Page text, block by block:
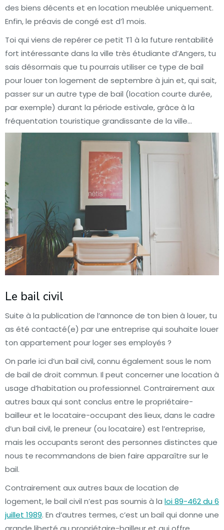
des biens décents et en location meublée uniquement.
Enfin, le préavis de congé est d’1 mois.
Toi qui viens de repérer ce petit T1 à la future rentabilité
fort intéressante dans la ville très étudiante d’Angers, tu
sais désormais que tu pourrais utiliser ce type de bail
pour louer ton logement de septembre à juin et, qui sait,
passer sur un autre type de bail (location courte durée,
par exemple) durant la période estivale, grâce à la
fréquentation touristique grandissante de la ville…
Le bail civil
Suite à la publication de l’annonce de ton bien à louer, tu
as été contacté(e) par une entreprise qui souhaite louer
ton appartement pour loger ses employés ?
On parle ici d’un bail civil, connu également sous le nom
de bail de droit commun. Il peut concerner une location à
usage d’habitation ou professionnel. Contrairement aux
autres baux qui sont conclus entre le propriétaire-
bailleur et le locataire-occupant des lieux, dans le cadre
d’un bail civil, le preneur (ou locataire) est l’entreprise,
mais les occupants seront des personnes distinctes que
nous te recommandons de bien faire apparaître sur le
bail.
Contrairement aux autres baux de location de
logement, le bail civil n’est pas soumis à la loi 89-462 du 6
juillet 1989. En d’autres termes, c’est un bail qui donne une